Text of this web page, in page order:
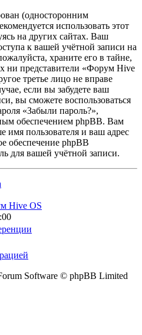
(односторонним
использовать этот
на других сайтах. Ваш
к вашей учётной записи на
храните его в тайне,
ни представители «Форум Hive
третье лицо не вправе
если вы забудете ваш
вы сможете воспользоваться
«Забыли пароль?»,
обеспечением phpBB. Вам
имя пользователя и ваш адрес
обеспечение phpBB
для вашей учётной записи.
Hive OS
Software © phpBB Limited